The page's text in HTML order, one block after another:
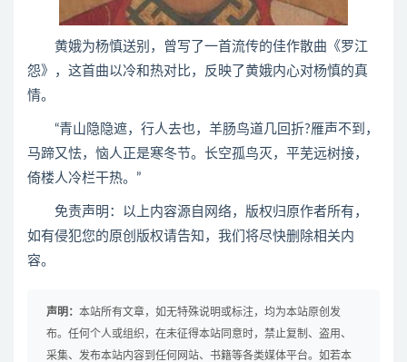
黄娥为杨慎送别，曾写了一首流传的佳作散曲《罗江
怨》，这首曲以冷和热对比，反映了黄娥内心对杨慎的真
情。
“青山隐隐遮，行人去也，羊肠鸟道几回折?雁声不到，
马蹄又怯，恼人正是寒冬节。长空孤鸟灭，平芜远树接，
倚楼人冷栏干热。”
免责声明：以上内容源自网络，版权归原作者所有，
如有侵犯您的原创版权请告知，我们将尽快删除相关内
容。
声明： 本站所有文章，如无特殊说明或标注，均为本站原创发
布。任何个人或组织，在未征得本站同意时，禁止复制、盗用、
采集、发布本站内容到任何网站、书籍等各类媒体平台。如若本